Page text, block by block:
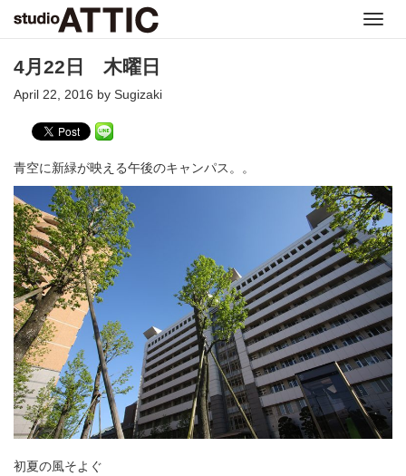
4月22日 木曜日
April 22, 2016 by Sugizaki
青空に新緑が映える午後のキャンパス。。
初夏の風そよぐ